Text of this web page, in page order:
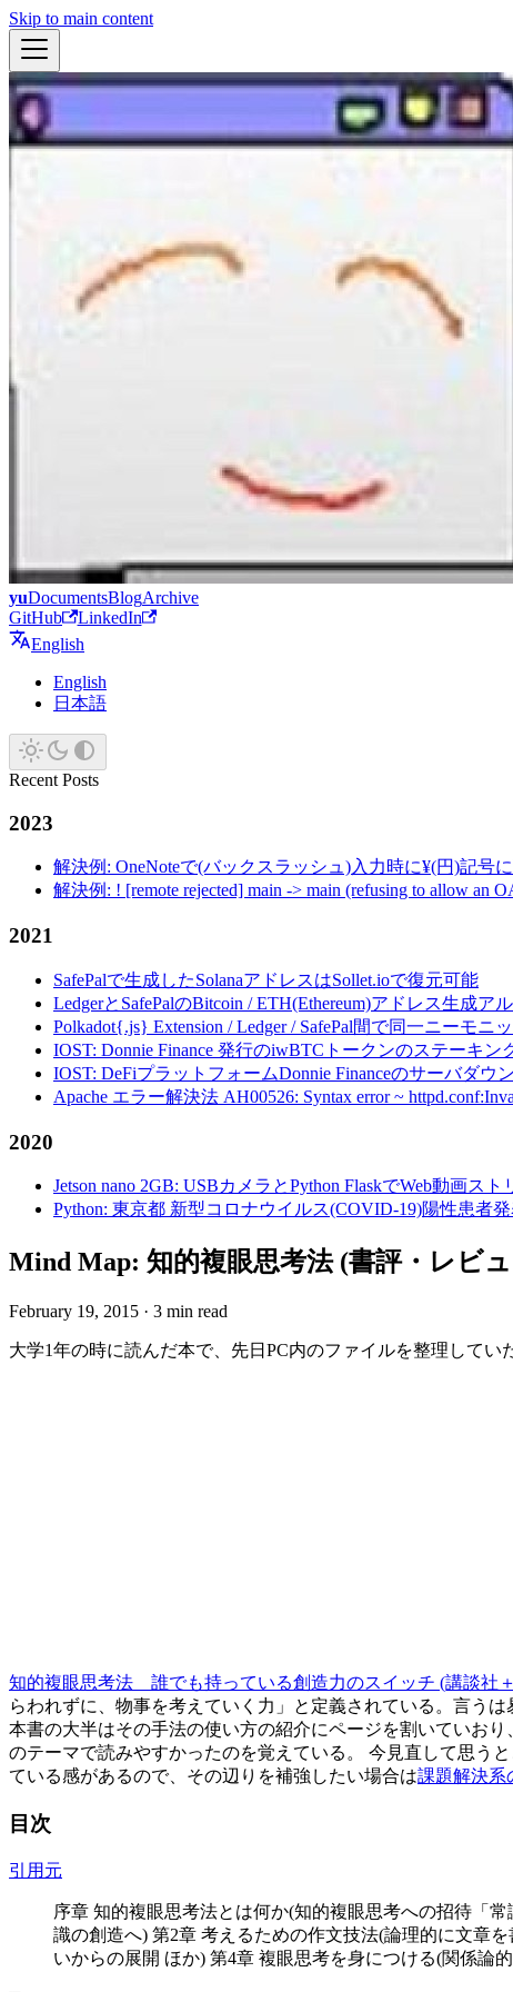
Skip to main content
yuDocumentsBlogArchive
GitHub
LinkedIn
English
English
日本語
Recent Posts
2023
解決例: OneNoteで(バックスラッシュ)入力時に¥(円)記号
解決例: ! [remote rejected] main -> main (refusing to allow an
2021
SafePalで生成したSolanaアドレスはSollet.ioで復元可能
LedgerとSafePalのBitcoin / ETH(Ethereum)アドレス生成ア
Polkadot{.js} Extension / Ledger / SafePal間で同一ニーモ
IOST: Donnie Finance 発行のiwBTCトークンのステーキン
IOST: DeFiプラットフォームDonnie Financeのサーバダウ
Apache エラー解決法 AH00526: Syntax error ~
2020
Jetson nano 2GB: USBカメラとPython FlaskでWeb動画スト
Python: 東京都 新型コロナウイルス(COVID-19)陽性患者
Mind Map: 知的複眼思考法 (書評・レビ
February 19, 2015 · 3 min read
大学1年の時に読んだ本で、先日PC内のファイルを整理してい
知的複眼思考法 誰でも持っている創造力のスイッチ (講談社
らわれずに、物事を考えていく力」と定義されている。言う
本書の大半はその手法の使い方の紹介にページを割いていお
のテーマで読みやすかったのを覚えている。 今見直して思う
ている感があるので、その辺りを補強したい場合は課題解決系
目次
引用元
序章 知的複眼思考法とは何か(知的複眼思考への招待「
識の創造へ) 第2章 考えるための作文技法(論理的に文章
いからの展開 ほか) 第4章 複眼思考を身につける(関係論